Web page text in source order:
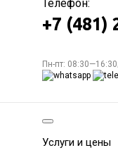
Телефон:
+7 (481)
Пн-пт:
Услуги и цены